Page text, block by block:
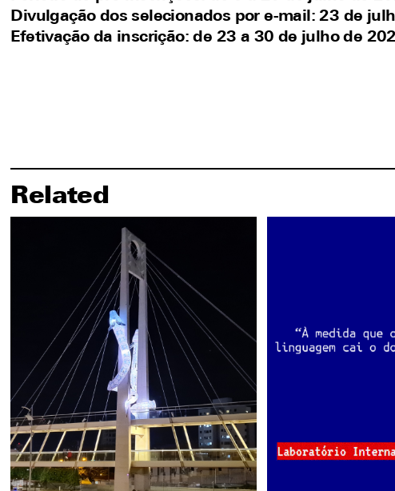
Divulgação dos selecionados por e-mail: 23 de
Efetivação da inscrição: de 23 a 30 de julho de
Related